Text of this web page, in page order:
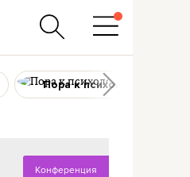
Пора к психологу
Конференция